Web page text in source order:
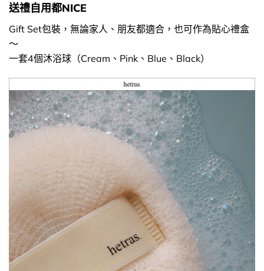
送禮自用都NICE
Gift Set包裝，無論家人、朋友都適合，也可作為貼心禮盒
～
一套4個沐浴球（Cream、Pink、Blue、Black）